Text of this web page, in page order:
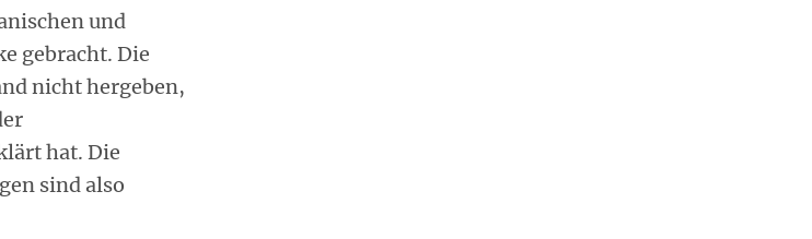
und
gebracht. Die
nicht hergeben,
hat. Die
sind also